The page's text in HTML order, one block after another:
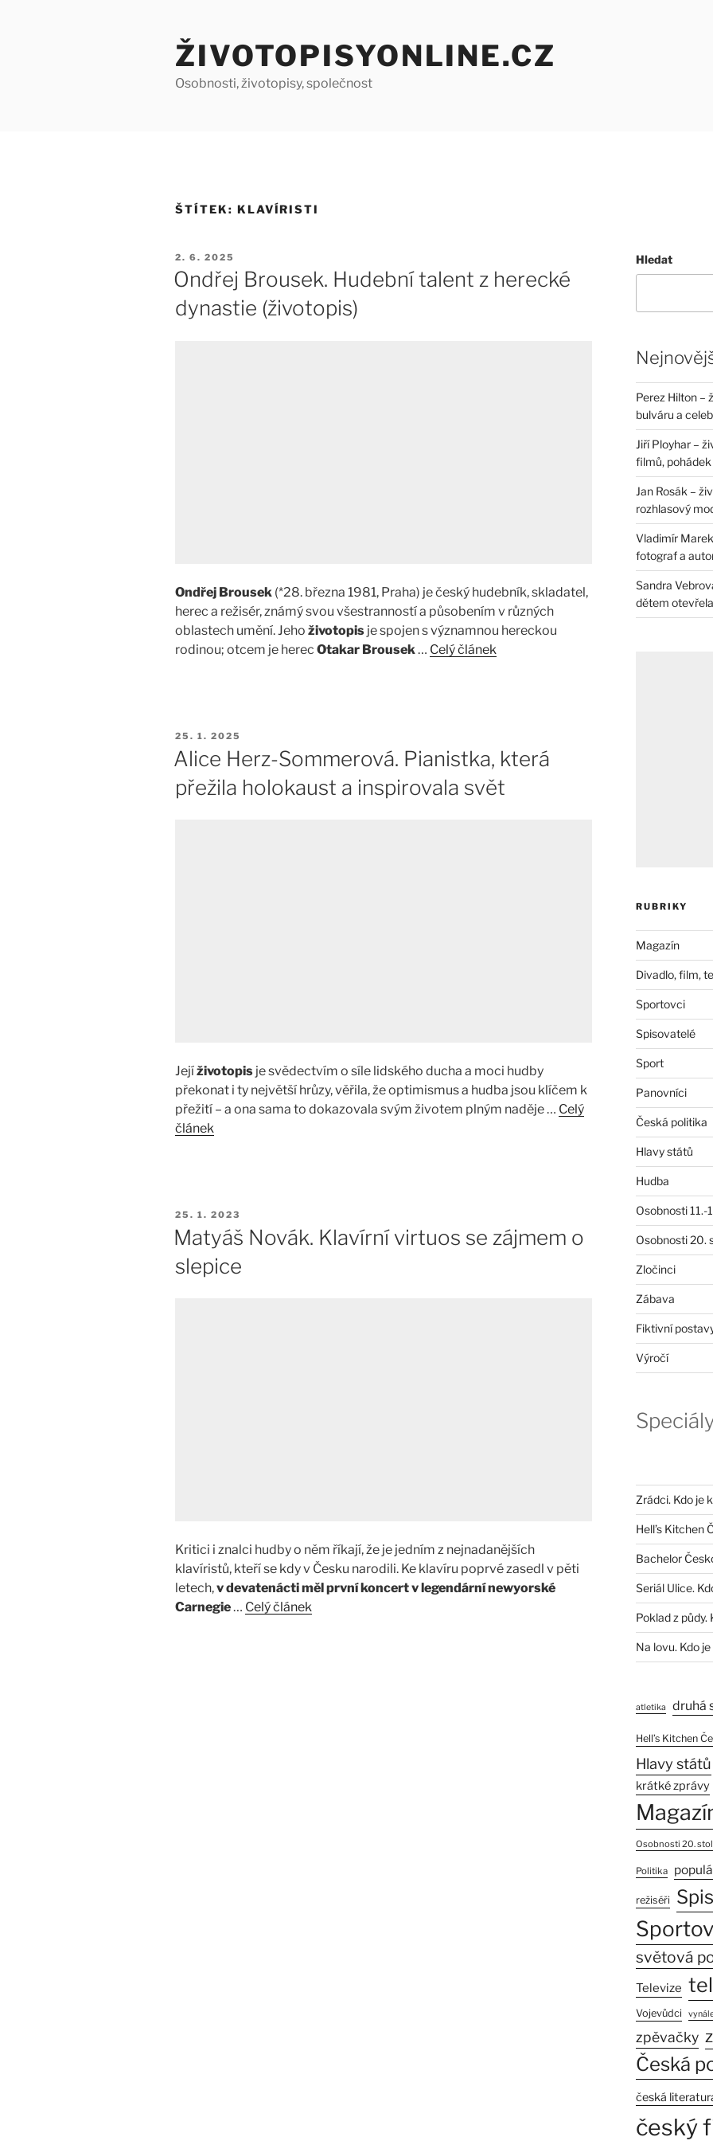
ŽIVOTOPISYONLINE.CZ
Osobnosti, životopisy, společnost
ŠTÍTEK: KLAVÍRISTI
PUBLIKOVÁNO
2. 6. 2025
Ondřej Brousek. Hudební talent z herecké
dynastie (životopis)
Ondřej Brousek (*28. března 1981, Praha) je český hudebník, skladatel,
herec a režisér, známý svou všestranností a působením v různých
oblastech umění. Jeho životopis je spojen s významnou hereckou
rodinou; otcem je herec Otakar Brousek … Celý článek
PUBLIKOVÁNO
25. 1. 2025
Alice Herz-Sommerová. Pianistka, která
přežila holokaust a inspirovala svět
Jejíživotopis je svědectvím o síle lidského ducha a moci hudby
překonat i ty největší hrůzy, věřila, že optimismus a hudba jsou klíčem k
přežití – a ona sama to dokazovala svým životem plným naděje … Celý
článek
PUBLIKOVÁNO
25. 1. 2023
Matyáš Novák. Klavírní virtuos se zájmem o
slepice
Kritici i znalci hudby o něm říkají, že je jedním z nejnadanějších
klavíristů, kteří se kdy v Česku narodili. Ke klavíru poprvé zasedl v pěti
letech,v devatenácti měl první koncert v legendární newyorské
Carnegie… Celý článek
Hledat
Perez Hilton –
bulváru a
Jiří Ployhar –
filmů, pohádek
Jan Rosák –
rozhlasový
Vladimír
fotograf a
Sandra
dětem
RUBRIKY
Magazín
Divadlo, film,
Sportovci
Spisovatelé
Sport
Panovníci
Česká politika
Hlavy států
Hudba
Osobnosti 11.-
Osobnosti 20.
Zločinci
Zábava
Fiktivní
Výročí
Zrádci. Kdo je
Hell’s Kitchen
Bachelor
Seriál Ulice.
Poklad z půdy.
Na lovu. Kdo
atletika druhá
Hell’s Kitchen
Hlavy států
krátké zprávy
Osobnosti 20.
Politika
režiséři
světová
Televize
Vojevůdci
zpěvačky
Česká
česká
český